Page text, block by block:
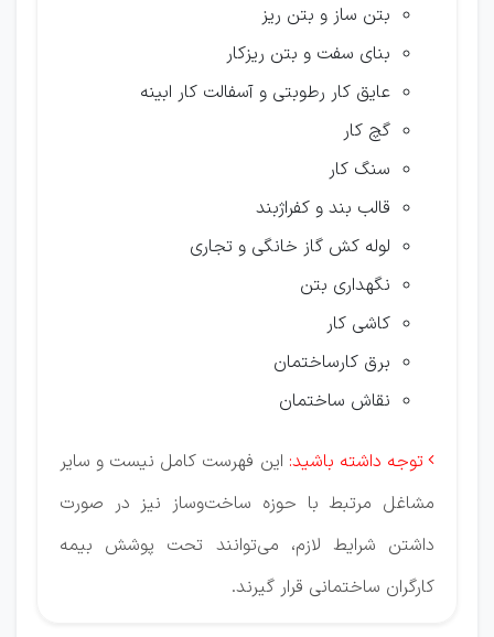
بتن ساز و بتن ریز
بنای سفت و بتن ریزکار
عایق کار رطوبتی و آسفالت کار ابینه
گچ کار
سنگ کار
قالب بند و کفراژبند
لوله کش گاز خانگی و تجاری
نگهداری بتن
کاشی کار
برق کارساختمان
نقاش ساختمان
 توجه داشته باشید: این فهرست کامل نیست و سایر
مشاغل مرتبط با حوزه ساخت‌وساز نیز در صورت
داشتن شرایط لازم، می‌توانند تحت پوشش بیمه
کارگران ساختمانی قرار گیرند.